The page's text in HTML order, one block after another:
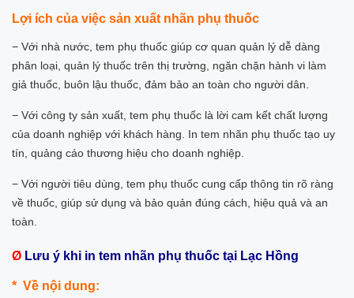
Lợi ích của việc sản xuất nhãn phụ thuốc
− Với nhà nước, tem phụ thuốc giúp cơ quan quản lý dễ dàng
phân loại, quản lý thuốc trên thị trường, ngăn chặn hành vi làm
giả thuốc, buôn lậu thuốc, đảm bảo an toàn cho người dân.
− Với công ty sản xuất, tem phụ thuốc là lời cam kết chất lượng
của doanh nghiệp với khách hàng. In tem nhãn phụ thuốc tạo uy
tín, quảng cáo thương hiệu cho doanh nghiệp.
− Với người tiêu dùng, tem phụ thuốc cung cấp thông tin rõ ràng
về thuốc, giúp sử dụng và bảo quản đúng cách, hiệu quả và an
toàn.
Ø Lưu ý khi in tem nhãn phụ thuốc tại Lạc Hồng
* Về nội dung: